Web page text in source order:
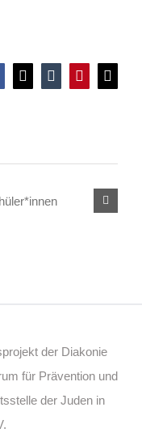
X TumblrPinterest
E-
der Diakonie
für Prävention und
der Juden in